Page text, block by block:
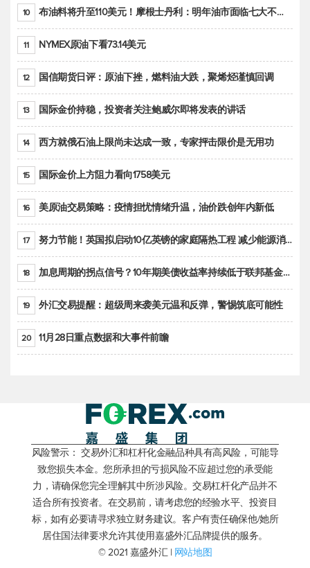
10 布油料将升至110美元！摩根士丹利：明年油市面临七大不确定性
11 NYMEX原油下看73.14美元
12 国信期货日评：原油下挫，燃料油大跌，聚烯烃谨慎回调
13 国际金价持稳，投资者关注鲍威尔即将发表的讲话
14 西方就俄石油上限尚未达成一致，专家抨击限价是无用功
15 国际金价上方阻力看向1758美元
16 美原油交易策略：疫情担忧情绪升温，油价跌创年内新低
17 努力节能！英国拟启动10亿英镑的家庭隔热工程 减少能源消耗
18 加息周期的拐点信号？10年期美债收益率持续低于联邦基金利率目标区间
19 外汇交易提醒：超级周来袭美元温和反弹，警惕筑底可能性
20 11月28日重点数据和大事件前瞻
风险警示： 交易外汇和杠杆化金融品种具有高风险，可能导
致您损失本金。您所承担的亏损风险不应超过您的承受能
力，请确保您完全理解其中所涉风险。交易杠杆化产品并不
适合所有投资者。在交易前，请考虑您的经验水平、投资目
标，如有必要请寻求独立财务建议。客户有责任确保他/她所
居住国法律要求允许其使用嘉盛外汇品牌提供的服务。
© 2021 嘉盛外汇 | 网站地图